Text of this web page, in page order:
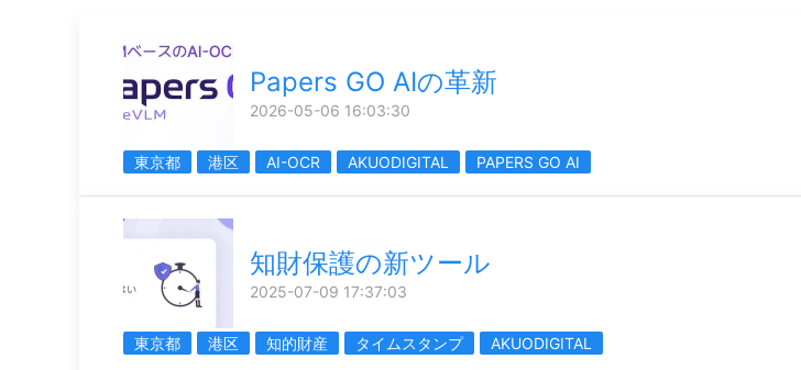
Papers GO AIの革新
2026-05-06 16:03:30
東京都 港区 AI-OCR AKUODIGITAL PAPERS GO AI
知財保護の新ツール
2025-07-09 17:37:03
東京都 港区 知的財産 タイムスタンプ AKUODIGITAL